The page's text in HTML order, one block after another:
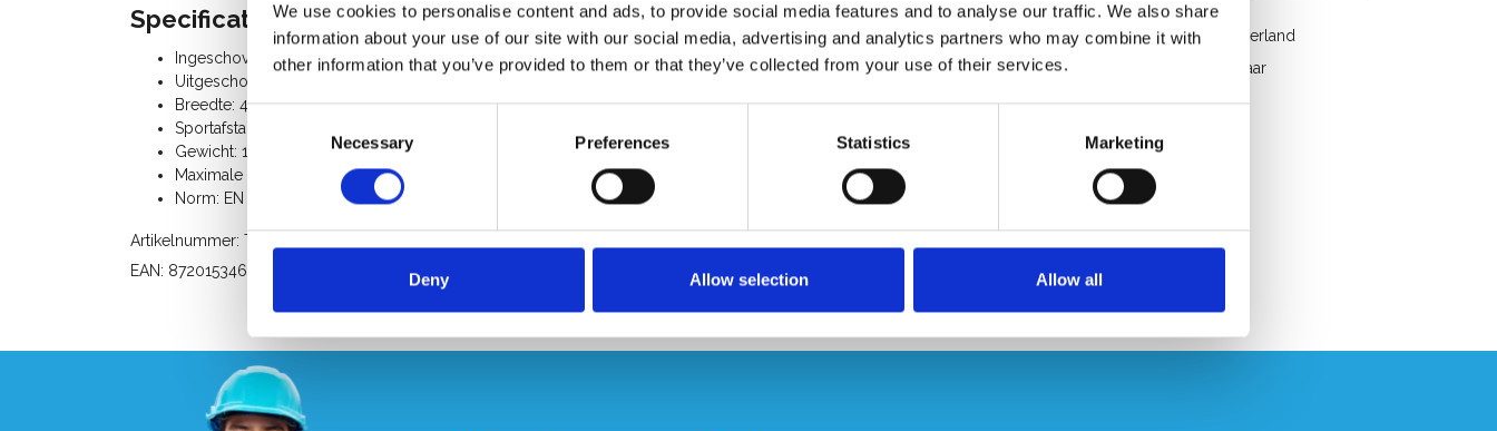
We use cookies to personalise content and ads, to provide social media features and to analyse our traffic. We also share
information about your use of our site with our social media, advertising and analytics partners who may combine it with
other information that you’ve provided to them or that they’ve collected from your use of their services.
Necessary Preferences Statistics Marketing
Deny Allow selection Allow all
Gratis verzending in België en Nederland
Snelle service. Uit voorraad leverbaar
Professioneel advies
Klantbeoordeling 9,2/10
Specificaties:
Ingeschoven lengte: 2,72 m
Uitgeschoven lengte: 4,47 m
Breedte: 42 cm / 82 cm (stabilisatiebalk)
Sportafstand: 25 cm
Gewicht: 16 Kg
Maximale belasting: 150 Kg
Norm: EN 131 - EN 61478 (30 kV)
Artikelnummer: TG10
EAN: 8720153468701